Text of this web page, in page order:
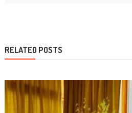
RELATED POSTS